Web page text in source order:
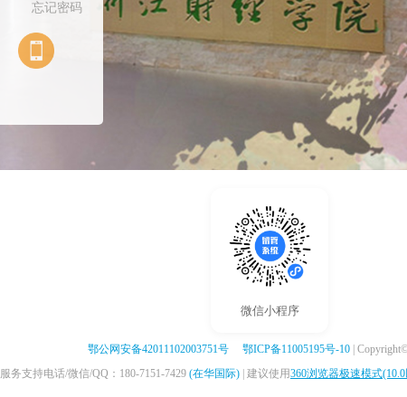
忘记密码
微信小程序
鄂公网安备42011102003751号 鄂ICP备11005195号-10|
服务支持电话/微信/QQ：180-7151-7429 (在华国际) | 建议使用360浏览器极速模式